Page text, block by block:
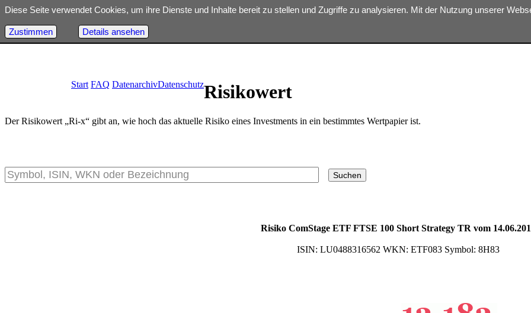
/
18
Start FAQ DatenarchivDatenschutzRisikowert
Der Risikowert „Ri-x“ gibt an, wie hoch das aktuelle Risiko eines Investments in ein bestimmtes Wertpapier ist.
Risiko ComStage ETF FTSE 100 Short Strategy TR vom
ISIN: LU0488316562 WKN: ETF083 Symbol: 8H83
Diese Seite verwendet Cookies, um ihre Dienste und Inhalte bereit zu stellen und Zugriffe zu analysieren. Mit der Nutzung unserer
Zustimmen Details ansehen